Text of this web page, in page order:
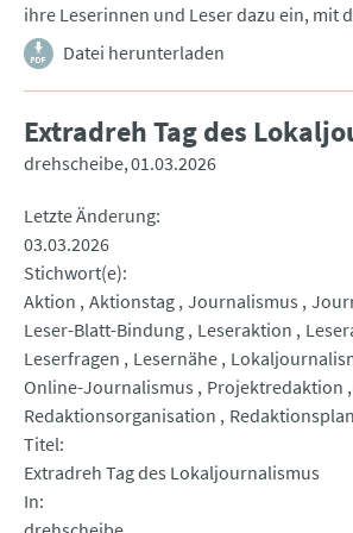
ihre Leserinnen und Leser dazu ein, mit
Datei herunterladen
Extradreh Tag des
drehscheibe 01.03.2026
Letzte Änderung
03.03.2026
Stichwort(e)
Aktion Aktionstag Journalismus
Leser-Blatt-Bindung Leseraktion
Leserfragen
Lesernähe
Online-Journalismus
Projektredaktion
Redaktionsorganisation
Titel
Extradreh Tag des Lokaljournalismus
In